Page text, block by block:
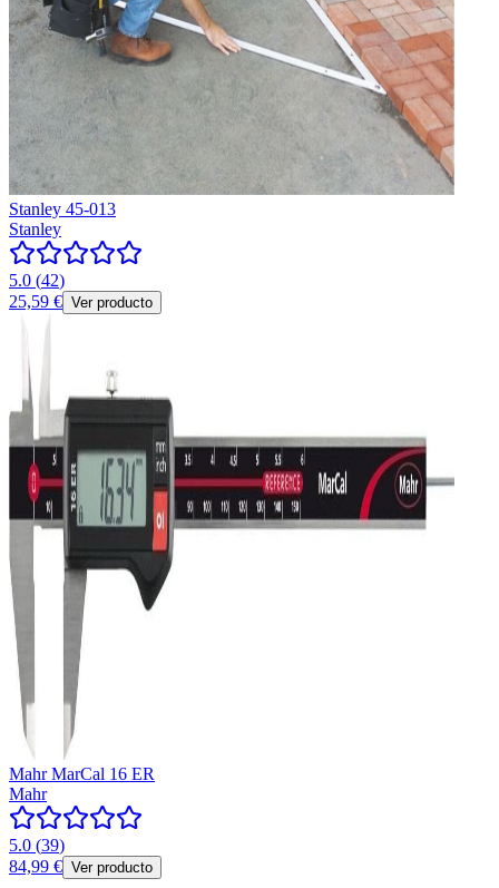
Stanley 45-013
Stanley
5.0 (42)
25,59 € Ver producto
Mahr MarCal 16 ER
Mahr
5.0 (39)
84,99 € Ver producto